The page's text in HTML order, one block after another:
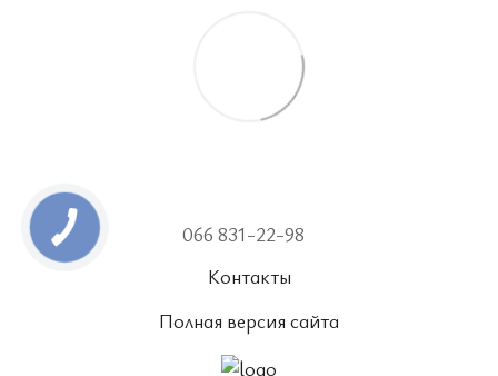
066 831-22-98
Контакты
Полная версия сайта